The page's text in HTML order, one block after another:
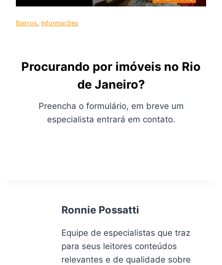
Bairros, Informações
Procurando por imóveis no Rio
de Janeiro?
Preencha o formulário, em breve um
especialista entrará em contato.
Ronnie Possatti
Equipe de especialistas que traz
para seus leitores conteúdos
relevantes e de qualidade sobre